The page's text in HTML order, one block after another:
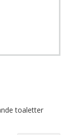
toaletter